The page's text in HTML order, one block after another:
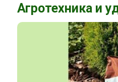
Агротехника и